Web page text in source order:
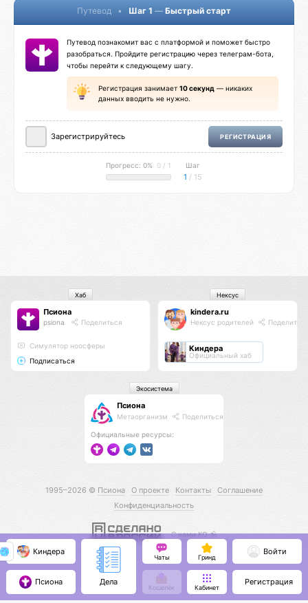
Путевод • Шаг 1 — Быстрый старт
Путевод познакомит вас с платформой и поможет быстро
разобраться. Пройдите регистрацию через телеграм-бота,
чтобы перейти к следующему шагу.
Регистрация занимает 10 секунд — никаких
данных вводить не нужно.
Зарегистрируйтесь РЕГИСТРАЦИЯ
Прогресс: 0% 0 / 1 Шаг
1 / 15
Псиона
psiona Поделиться
Cимулятор ноосферы
Подписаться
Хаб
kindera.ru
Нексус родителей
Киндера
Официальный хаб
Нексус
Псиона
Метаорганизм Поделиться
Официальные ресурсы:
Экосистема
1995–2026 © Псиона О проекте Контакты
Соглашение
Конфиденциальность
С нами КО 🕉️
Киндера
Псиона Дела
Чаты Гринд
Кошелёк Кабинет
Войти
Регистрация